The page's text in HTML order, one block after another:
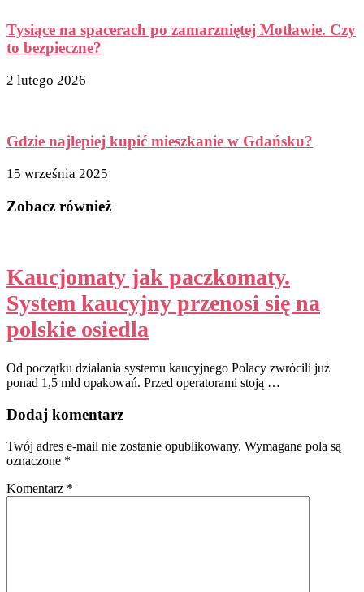
Tysiące na spacerach po zamarzniętej Motławie. Czy
to bezpieczne?
2 lutego 2026
Gdzie najlepiej kupić mieszkanie w Gdańsku?
15 września 2025
Zobacz również
Kaucjomaty jak paczkomaty.
System kaucyjny przenosi się na
polskie osiedla
Od początku działania systemu kaucyjnego Polacy zwrócili już
ponad 1,5 mld opakowań. Przed operatorami stoją …
Dodaj komentarz
Twój adres e-mail nie zostanie opublikowany. Wymagane pola są
oznaczone *
Komentarz *